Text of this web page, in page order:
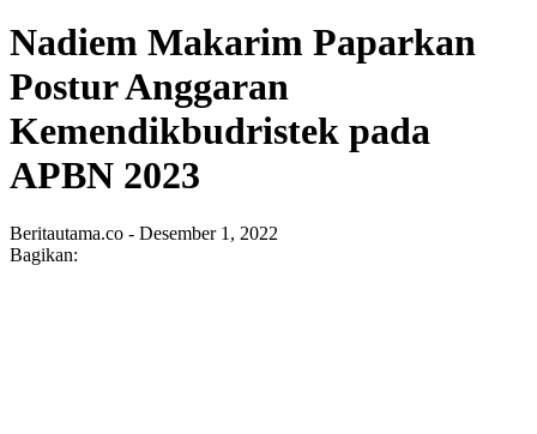
Nadiem Makarim Paparkan
Postur Anggaran
Kemendikbudristek pada
APBN 2023
Beritautama.co - Desember 1, 2022
Bagikan: